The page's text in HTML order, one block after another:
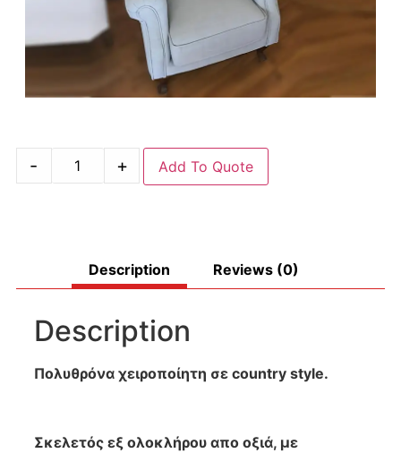
- + Add To Quote
Description Reviews (0)
Description
Πολυθρόνα χειροποίητη σε country style.
Σκελετός εξ ολοκλήρου απο οξιά, με